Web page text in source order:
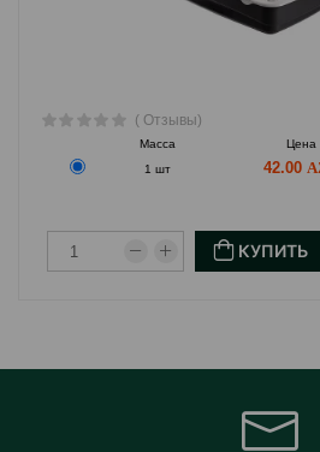
( Отзывы)
Масса Цена
1 шт
42.00
КУПИТЬ